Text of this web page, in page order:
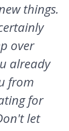
things.
over
already
from
for
let